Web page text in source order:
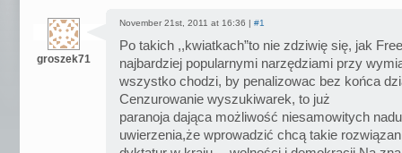
groszek71
November 21st, 2011 at 16:36 | #1
Po takich ,,kwiatkach”to nie zdziwię się, jak
najbardziej popularnymi narzędziami przy
wszystko chodzi, by penalizowac bez końca
Cenzurowanie wyszukiwarek, to już
paranoja dająca możliwość niesamowitych
uwierzenia,że wprowadzić chcą takie